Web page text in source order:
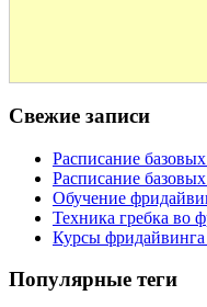
Свежие записи
Расписание
Расписание
Обучение
Техника гребка во
Курсы фридайвинга
Популярные теги